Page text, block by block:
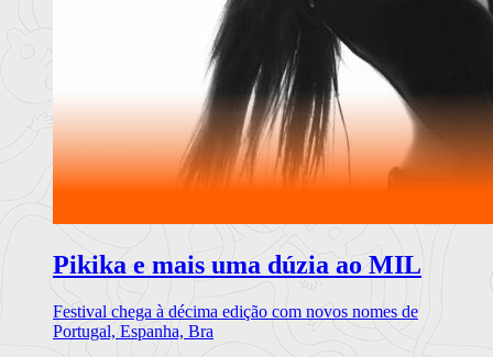
Pikika e mais uma dúzia ao MIL
Festival chega à décima edição com novos nomes de
Portugal, Espanha, Bra